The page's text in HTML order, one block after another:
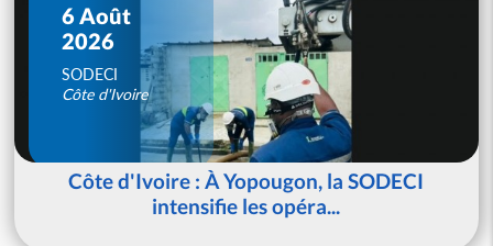
6 Août
2026
SODECI
Côte d'Ivoire
Côte d'Ivoire : À Yopougon, la SODECI
intensifie les opéra...